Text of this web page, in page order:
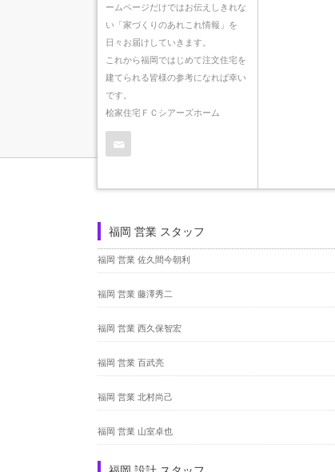
ームページだけではお伝えしきれな
い「家づくりのあれこれ情報」を
日々お届けしていきます。
これから福岡ではじめて注文住宅を
建てられる皆様の参考になれば幸い
です。
桧家住宅ＦＣシアーズホーム
福岡 営業 スタッフ
福岡 営業 佐久間今朝利
福岡 営業 藤澤秀二
福岡 営業 西久保智宏
福岡 営業 百武亮
福岡 営業 北村尚己
福岡 営業 山室卓也